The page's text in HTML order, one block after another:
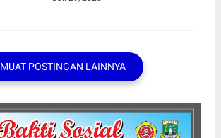
Titik di Wanasalam
MUAT POSTINGAN LAINNYA